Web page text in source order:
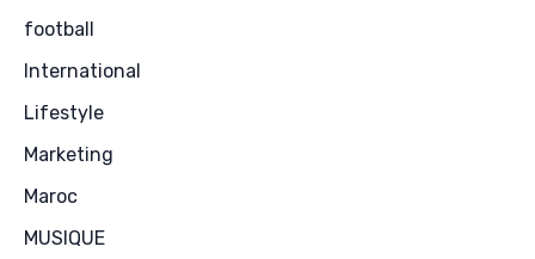
football
International
Lifestyle
Marketing
Maroc
MUSIQUE